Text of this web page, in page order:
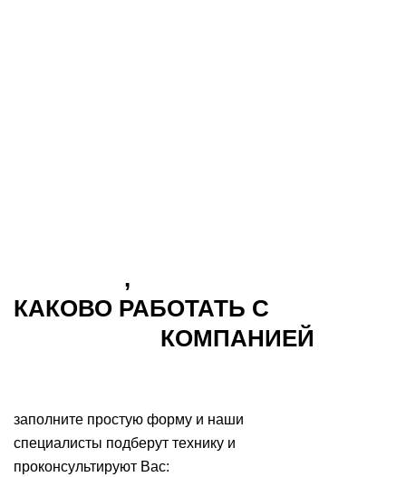
,
КАКОВО РАБОТАТЬ С
КОМПАНИЕЙ
заполните простую форму и наши
специалисты подберут технику и
проконсультируют Вас: